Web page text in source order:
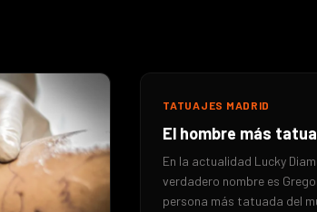
TATUAJES MADRID
El hombre más
En la actualidad Lucky
verdadero nombre es
persona más tatuada del